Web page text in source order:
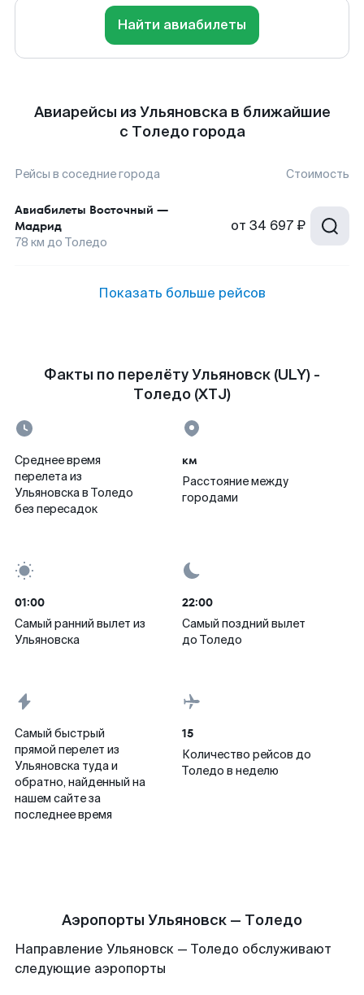
Найти авиабилеты
Авиарейсы из Ульяновска в ближайшие
с Толедо города
Рейсы в соседние города Стоимость
Авиабилеты Восточный —
Мадрид
78 км до Толедо
от 34 697 ₽
Показать больше рейсов
Факты по перелёту Ульяновск (ULY) -
Толедо (XTJ)
Среднее время
перелета из
Ульяновска в Толедо
без пересадок
км
Расстояние между
городами
01:00
Самый ранний вылет из
Ульяновска
22:00
Самый поздний вылет
до Толедо
Самый быстрый
прямой перелет из
Ульяновска туда и
обратно, найденный на
нашем сайте за
последнее время
15
Количество рейсов до
Толедо в неделю
Аэропорты Ульяновск — Толедо
Направление Ульяновск — Толедо обслуживают
следующие аэропорты